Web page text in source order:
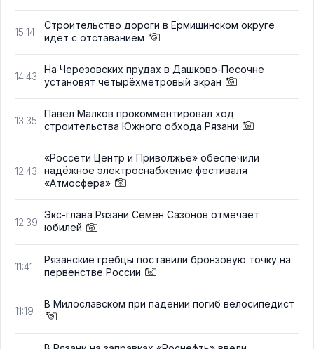
15:14
Строительство дороги в Ермишинском округе
идёт с отставанием
14:43
На Черезовских прудах в Дашково-Песочне
установят четырёхметровый экран
13:35
Павел Малков прокомментировал ход
строительства Южного обхода Рязани
12:43
«Россети Центр и Приволжье» обеспечили
надёжное электроснабжение фестиваля
«Атмосфера»
12:39
Экс-глава Рязани Семён Сазонов отмечает
юбилей
11:41
Рязанские гребцы поставили бронзовую точку на
первенстве России
11:19
В Милославском при падении погиб велосипедист